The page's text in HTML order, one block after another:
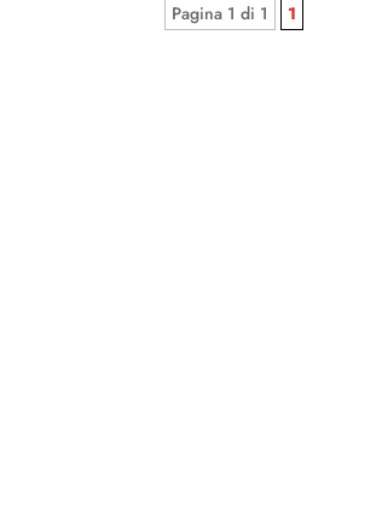
Pagina 1 di 1 1